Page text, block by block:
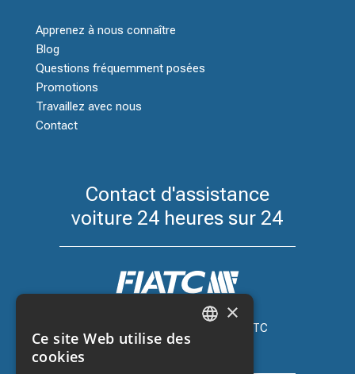
Apprenez à nous connaître
Blog
Questions fréquemment posées
Promotions
Travaillez avec nous
Contact
Contact d'assistance
voiture 24 heures sur 24
Assurance automobile avec FIATC
+34 918 66 98 06
×
Ce site Web utilise des
cookies